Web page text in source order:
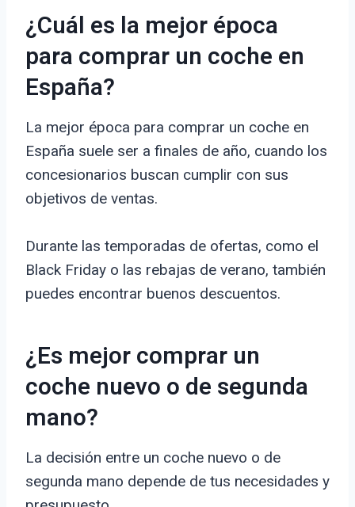
¿Cuál es la mejor época
para comprar un coche en
España?
La mejor época para comprar un coche en
España suele ser a finales de año, cuando los
concesionarios buscan cumplir con sus
objetivos de ventas.
Durante las temporadas de ofertas, como el
Black Friday o las rebajas de verano, también
puedes encontrar buenos descuentos.
¿Es mejor comprar un
coche nuevo o de segunda
mano?
La decisión entre un coche nuevo o de
segunda mano depende de tus necesidades y